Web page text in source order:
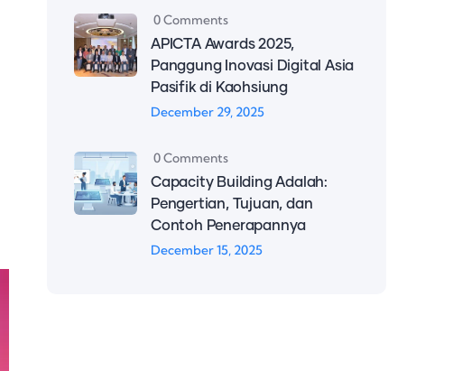
0 Comments
APICTA Awards 2025,
Panggung Inovasi Digital Asia
Pasifik di Kaohsiung
December 29, 2025
0 Comments
Capacity Building Adalah:
Pengertian, Tujuan, dan
Contoh Penerapannya
December 15, 2025